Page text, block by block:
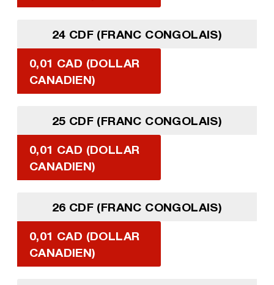
24 CDF (FRANC CONGOLAIS)
0,01 CAD (DOLLAR
CANADIEN)
25 CDF (FRANC CONGOLAIS)
0,01 CAD (DOLLAR
CANADIEN)
26 CDF (FRANC CONGOLAIS)
0,01 CAD (DOLLAR
CANADIEN)